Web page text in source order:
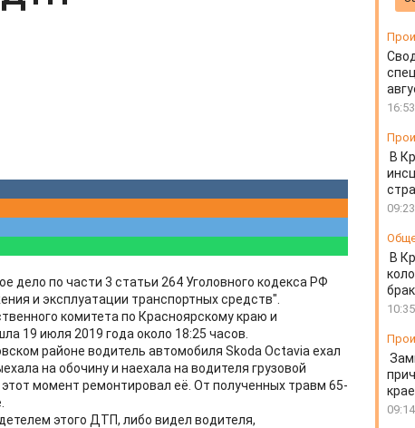
дело по части 3 статьи 264 Уголовного кодекса РФ
и эксплуатации транспортных средств".
комитета по Красноярскому краю и
19 июля 2019 года около 18:25 часов.
районе водитель автомобиля Skoda Octavia ехал
на обочину и наехала на водителя грузовой
момент ремонтировал её. От полученных травм 65-
этого ДТП, либо видел водителя,
В
В
крае